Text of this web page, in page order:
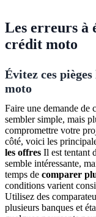
Les erreurs à
crédit moto
Évitez ces
moto
Faire une demande de
sembler simple, mais
compromettre votre
côté, voici les
les offres Il est tentant
semble intéressante,
temps de comparer
conditions varient
Utilisez des
plusieurs banques et